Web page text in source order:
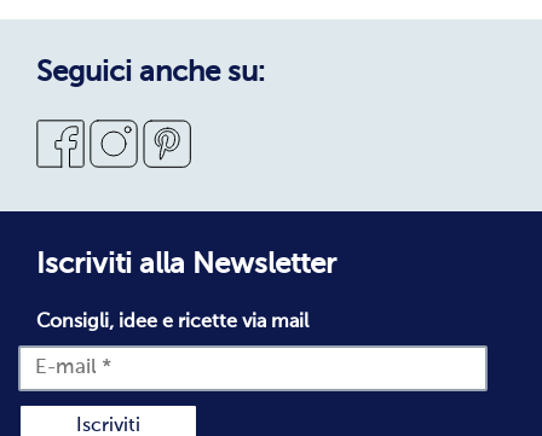
Condizioni Generali di Vendita
Codice Etico
Segnalazioni Whistleblowing
Seguici anche su:
Iscriviti alla Newsletter
Consigli, idee e ricette via mail
Iscriviti